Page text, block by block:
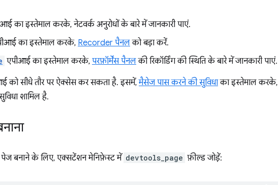
का इस्तेमाल करके, नेटवर्क अनुरोधों के बारे में जानकारी पाएं.
का इस्तेमाल करके, Recorder पैनलको बड़ा करें.
एपीआई का इस्तेमाल करके, परफ़ॉर्मेंस पैनलकी रिकॉर्डिंग की स्थिति के बारे में जानकारी पाएं.
को सीधे तौर पर ऐक्सेस कर सकता है. इसमें,मैसेज पास करने की सुविधाका इस्तेमाल करके,
शामिल है.
बनाने के लिए, एक्सटेंशन मेनिफ़ेस्ट में devtools_page फ़ील्ड जोड़ें: